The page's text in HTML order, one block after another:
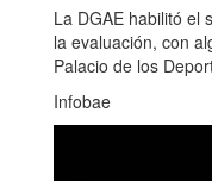
La DGAE habilitó el
la evaluación, con
Palacio de los
Infobae